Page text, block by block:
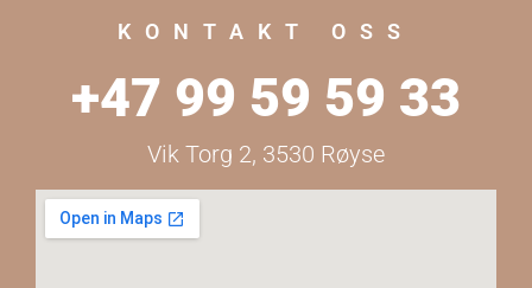
KONTAKT OSS
+47 99 59 59 33
Vik Torg 2, 3530 Røyse